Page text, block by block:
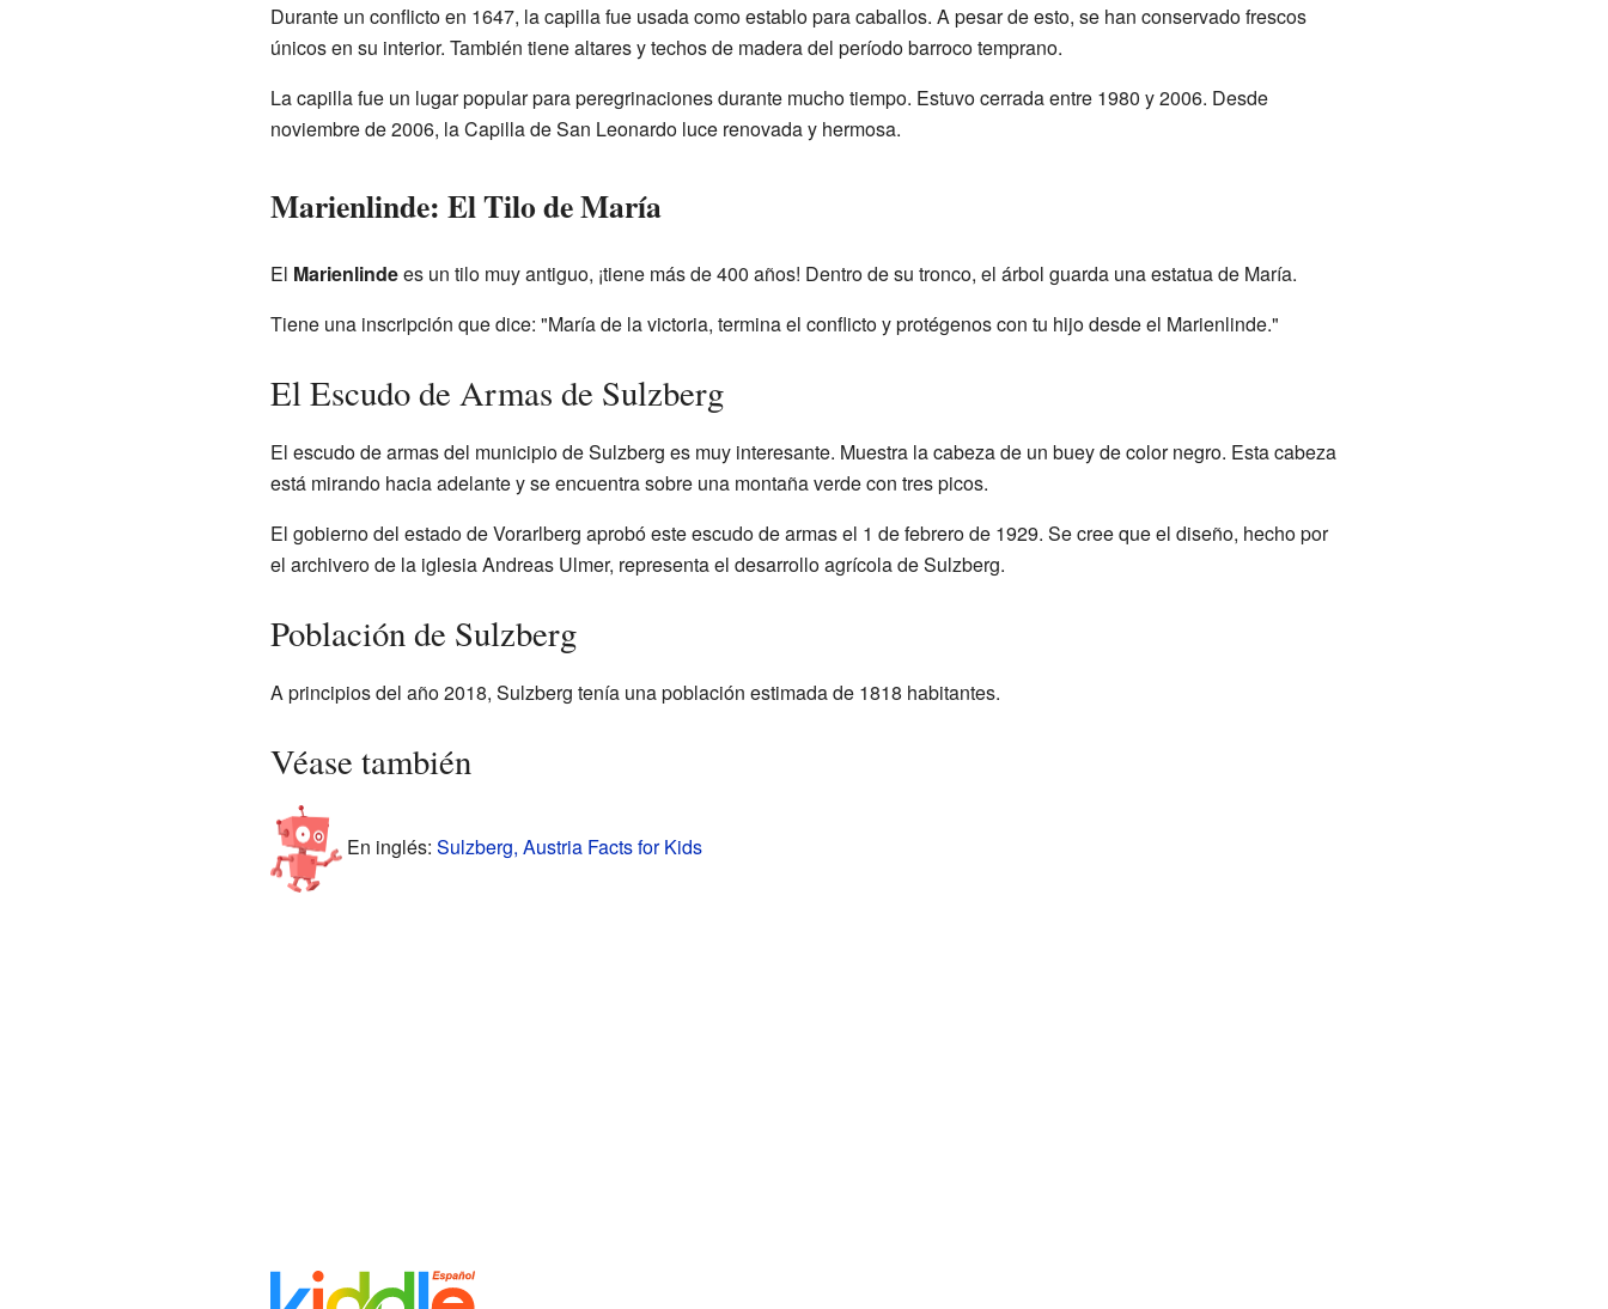
Durante un conflicto en 1647, la capilla fue usada como establo para caballos. A pesar de esto, se han conservado frescos
únicos en su interior. También tiene altares y techos de madera del período barroco temprano.
La capilla fue un lugar popular para peregrinaciones durante mucho tiempo. Estuvo cerrada entre 1980 y 2006. Desde
noviembre de 2006, la Capilla de San Leonardo luce renovada y hermosa.
Marienlinde: El Tilo de María
El Marienlindees un tilo muy antiguo, ¡tiene más de 400 años! Dentro de su tronco, el árbol guarda una estatua de María.
Tiene una inscripción que dice: "María de la victoria, termina el conflicto y protégenos con tu hijo desde el Marienlinde."
El Escudo de Armas de Sulzberg
El escudo de armas del municipio de Sulzberg es muy interesante. Muestra la cabeza de un buey de color negro. Esta cabeza
está mirando hacia adelante y se encuentra sobre una montaña verde con tres picos.
El gobierno del estado de Vorarlberg aprobó este escudo de armas el 1 de febrero de 1929. Se cree que el diseño, hecho por
el archivero de la iglesia Andreas Ulmer, representa el desarrollo agrícola de Sulzberg.
Población de Sulzberg
A principios del año 2018, Sulzberg tenía una población estimada de 1818 habitantes.
Véase también
En inglés: Sulzberg, Austria Facts for Kids